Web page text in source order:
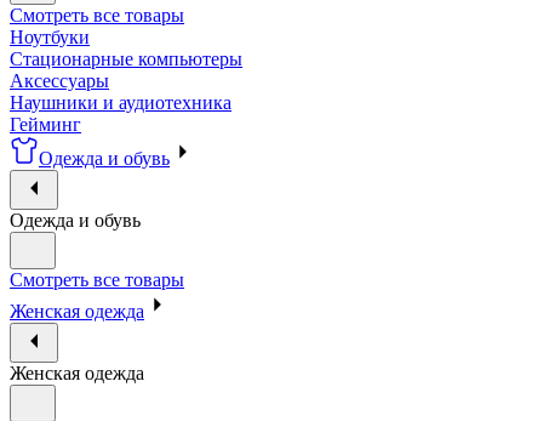
Смотреть все товары
Ноутбуки
Стационарные компьютеры
Аксессуары
Наушники и аудиотехника
Гейминг
Одежда и обувь
Одежда и обувь
Смотреть все товары
Женская одежда
Женская одежда